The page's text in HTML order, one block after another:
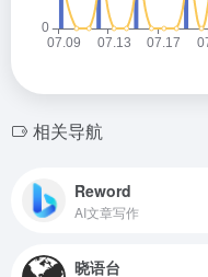
相关导航
Reword
AI文章写作
晓语台